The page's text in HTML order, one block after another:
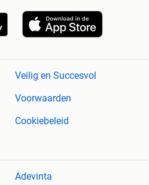
Veilig en Succesvol
Voorwaarden
Cookiebeleid
Adevinta